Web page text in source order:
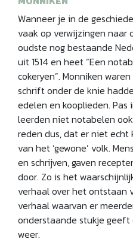
Wanneer je in de
vaak op verwijzingen naar
oudste nog bestaande
uit 1514 en heet “Een
cokeryen”. Monniken
schrift onder de knie
edelen en kooplieden. Pas
leerden niet notabelen
reden dus, dat er niet
van het ‘gewone’ volk.
en schrijven, gaven
door. Zo is het
verhaal over het ontstaan
verhaal waarvan er
onderstaande stukje
weer.